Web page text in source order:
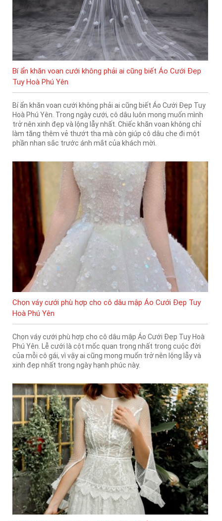
Bí ẩn khăn voan cưới không phải ai cũng biết Áo Cưới Đẹp
Tuy Hoà Phú Yên
Bí ẩn khăn voan cưới không phải ai cũng biết Áo Cưới Đẹp Tuy
Hoà Phú Yên. Trong ngày cưới, cô dâu luôn mong muốn mình
trở nên xinh đẹp và lộng lẫy nhất. Chiếc khăn voan không chỉ
làm tăng thêm vẻ thướt tha mà còn giúp cô dâu che đi một
phần nhan sắc trước ánh mắt của khách mời.
Chọn váy cưới phù hợp cho cô dâu mập Áo Cưới Đẹp Tuy
Hoà Phú Yên
Chọn váy cưới phù hợp cho cô dâu mập Áo Cưới Đẹp Tuy Hoà
Phú Yên. Lễ cưới là cột mốc quan trọng nhất trong cuộc đời
của mỗi cô gái, vì vậy ai cũng mong muốn trở nên lộng lẫy và
xinh đẹp nhất trong ngày hạnh phúc này.